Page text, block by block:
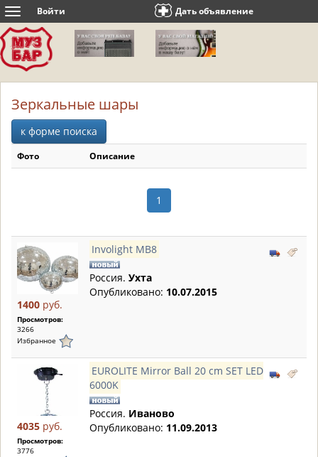
Toggle
navigation
Войти Дать объявление
Зеркальные шары
к форме поиска
Фото Описание
1
1400 руб.
Просмотров:
3266
Избранное
Involight MB8
Россия. Ухта
Опубликовано: 10.07.2015
4035 руб.
Просмотров:
3776
EUROLITE Mirror Ball 20 cm SET LED
6000K
Россия. Иваново
Опубликовано: 11.09.2013